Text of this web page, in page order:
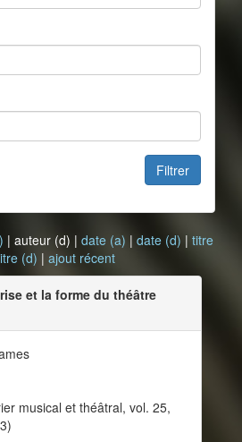
Filtrer
| auteur (d) | date (a) | date (d) | titre
(d) | ajout récent
et la forme du théâtre
musical et théâtral, vol. 25,